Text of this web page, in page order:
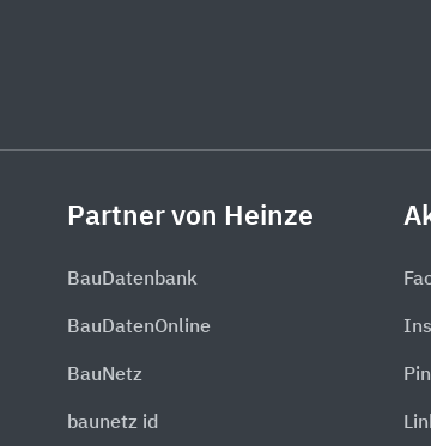
Partner von Heinze
BauDatenbank
BauDatenOnline
BauNetz
baunetz id